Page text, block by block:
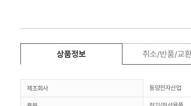
상품정보 취소/반품/교
제조회사 동양전자산업